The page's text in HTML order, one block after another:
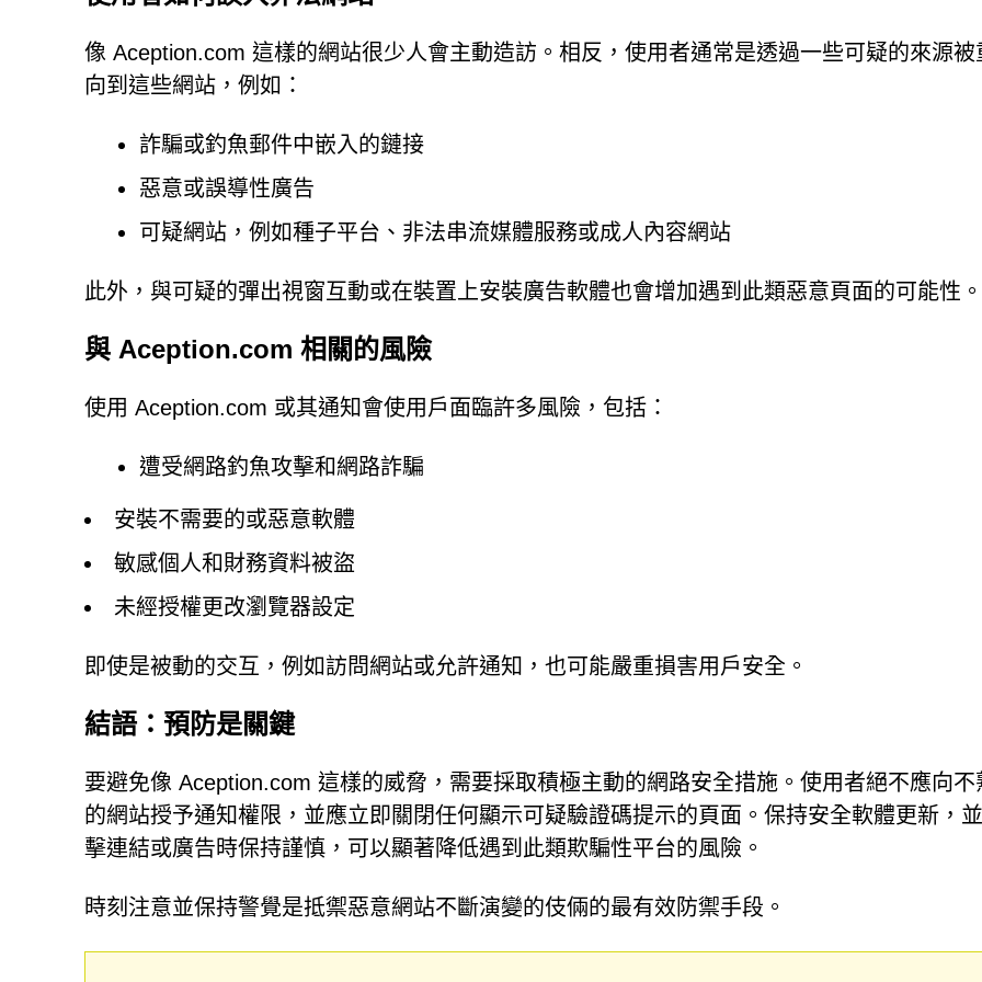
像 Aception.com 這樣的網站很少人會主動造訪。相反，使用者通常是透過一些可疑的來源被
向到這些網站，例如：
詐騙或釣魚郵件中嵌入的鏈接
惡意或誤導性廣告
可疑網站，例如種子平台、非法串流媒體服務或成人內容網站
此外，與可疑的彈出視窗互動或在裝置上安裝廣告軟體也會增加遇到此類惡意頁面的可能性。
與 Aception.com 相關的風險
使用 Aception.com 或其通知會使用戶面臨許多風險，包括：
遭受網路釣魚攻擊和網路詐騙
安裝不需要的或惡意軟體
敏感個人和財務資料被盜
未經授權更改瀏覽器設定
即使是被動的交互，例如訪問網站或允許通知，也可能嚴重損害用戶安全。
結語：預防是關鍵
要避免像 Aception.com 這樣的威脅，需要採取積極主動的網路安全措施。使用者絕不應向不
的網站授予通知權限，並應立即關閉任何顯示可疑驗證碼提示的頁面。保持安全軟體更新，
擊連結或廣告時保持謹慎，可以顯著降低遇到此類欺騙性平台的風險。
時刻注意並保持警覺是抵禦惡意網站不斷演變的伎倆的最有效防禦手段。